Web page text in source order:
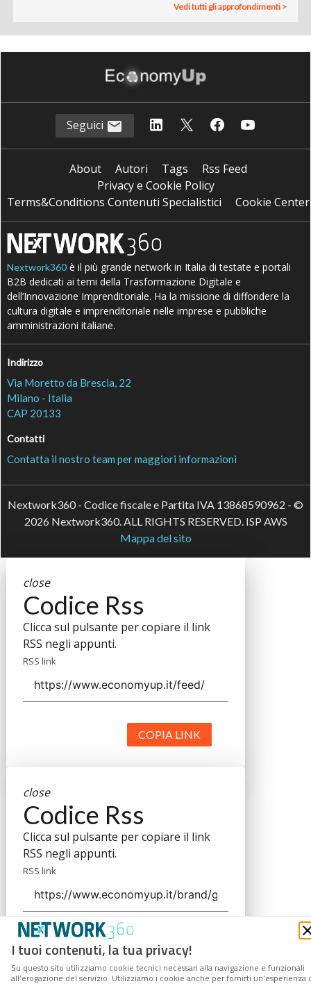
Vedi tutti gli approfondimenti >
I tuoi contenuti, la tua privacy!
Su questo sito utilizziamo cookie tecnici necessari alla navigazione e funzionali
all’erogazione del servizio. Utilizziamo i cookie anche per fornirti un’esperienza
Seguici
About Autori Tags
Rss Feed
Privacy e Cookie Policy
Terms&Conditions Contenuti Specialistici
Cookie Center
Nextwork360 è il più grande network in Italia di testate e portali
B2B dedicati ai temi della Trasformazione Digitale e
dell’Innovazione Imprenditoriale. Ha la missione di diffondere la
cultura digitale e imprenditoriale nelle imprese e pubbliche
amministrazioni italiane.
Indirizzo
Via Moretto da Brescia, 22
Milano - Italia
CAP 20133
Contatti
Contatta il nostro team per maggiori informazioni
Nextwork360 - Codice fiscale e Partita IVA 13868590962 - ©
2026 Nextwork360. ALL RIGHTS RESERVED. ISP AWS
Mappa del sito
close
Codice Rss
Clicca sul pulsante per copiare il link
RSS negli appunti.
RSS link
COPIA LINK
close
Codice Rss
Clicca sul pulsante per copiare il link
RSS negli appunti.
RSS link
COPIA LINK